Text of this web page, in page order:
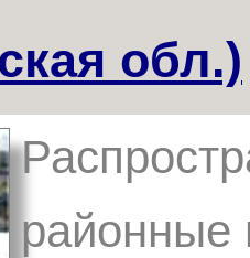
обл.)
районные